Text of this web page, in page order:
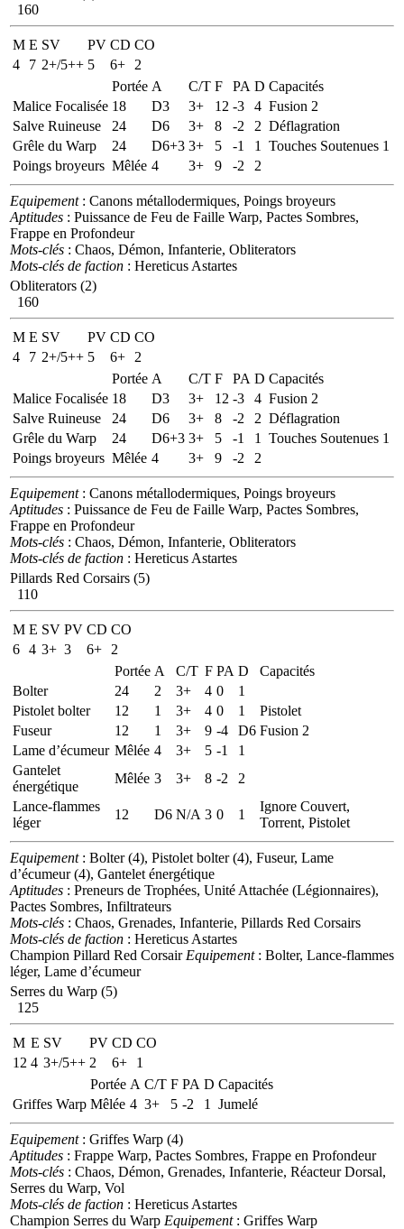
160
M E SV PV CD CO
4
7 2+/5++ 5 6+
2
Portée A C/T F PA D Capacités
Malice Focalisée 18 D3 3+ 12 -3 4 Fusion 2
Salve Ruineuse
24 D6 3+ 8 -2 2 Déflagration
Grêle du Warp
24 D6+3 3+ 5 -1 1
Touches Soutenues 1
Poings broyeurs Mêlée 4 3+ 9 -2 2
Equipement: Canons métallodermiques, Poings broyeurs
Aptitudes : Puissance de Feu de Faille Warp, Pactes Sombres,
Frappe en Profondeur
Mots-clés : Chaos, Démon, Infanterie, Obliterators
Mots-clés de faction : Hereticus Astartes
Obliterators (2)
160
M E SV PV CD CO
4
7 2+/5++ 5 6+
2
Portée A C/T F PA D Capacités
Malice Focalisée 18 D3 3+ 12 -3 4 Fusion 2
Salve Ruineuse
24 D6 3+ 8 -2 2 Déflagration
Grêle du Warp
24 D6+3 3+ 5 -1 1
Touches Soutenues 1
Poings broyeurs Mêlée 4 3+ 9 -2 2
Equipement: Canons métallodermiques, Poings broyeurs
Aptitudes : Puissance de Feu de Faille Warp, Pactes Sombres,
Frappe en Profondeur
Mots-clés : Chaos, Démon, Infanterie, Obliterators
Mots-clés de faction : Hereticus Astartes
Pillards Red Corsairs (5)
110
M E SV PV CD CO
6 4 3+ 3 6+
2
Portée A C/T F PA D
Capacités
Bolter
24 2 3+ 4 0
1
Pistolet bolter
12 1 3+ 4 0 1
Pistolet
Fuseur
12 1 3+ 9 -4 D6 Fusion 2
Lame d’écumeur Mêlée 4 3+ 5 -1
1
Gantelet
énergétique
Mêlée 3 3+ 8 -2
2
Lance-flammes
léger
12 D6 N/A 3 0 1
Ignore Couvert,
Torrent, Pistolet
Equipement: Bolter (4), Pistolet bolter (4), Fuseur, Lame
d’écumeur (4), Gantelet énergétique
Aptitudes : Preneurs de Trophées, Unité Attachée (Légionnaires),
Pactes Sombres, Infiltrateurs
Mots-clés : Chaos, Grenades, Infanterie, Pillards Red Corsairs
Mots-clés de faction : Hereticus Astartes
Champion Pillard Red Corsair Equipement: Bolter, Lance-flammes
léger, Lame d’écumeur
Serres du Warp (5)
125
M E SV PV CD CO
12 4 3+/5++ 2 6+
1
Portée A C/T F PA D Capacités
Griffes Warp Mêlée 4 3+ 5 -2 1 Jumelé
Equipement: Griffes Warp (4)
Aptitudes : Frappe Warp, Pactes Sombres, Frappe en Profondeur
Mots-clés : Chaos, Démon, Grenades, Infanterie, Réacteur Dorsal,
Serres du Warp, Vol
Mots-clés de faction : Hereticus Astartes
Champion Serres du Warp Equipement: Griffes Warp